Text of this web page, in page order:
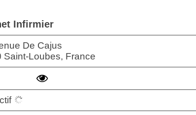
Infirmier
De Cajus
Saint-Loubes, France